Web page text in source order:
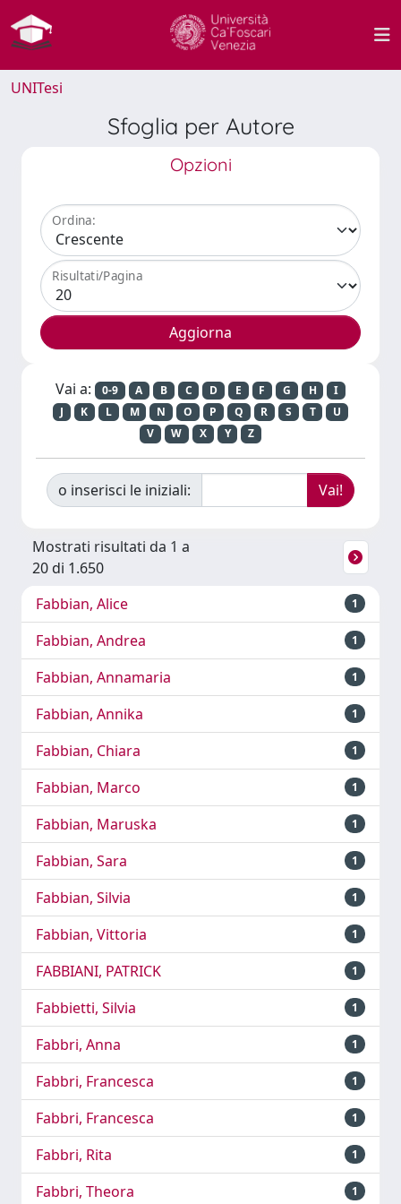
UNITesi
Sfoglia per Autore
Opzioni
Ordina:
Risultati/Pagina
Vai a: 0-9 A B C D E F G H
I
J
K L M N O P Q R S T
U
V
W X Y Z
o inserisci le iniziali:
Mostrati risultati da 1 a
20 di 1.650
Fabbian, Alice
1
Fabbian, Andrea 1
Fabbian, Annamaria 1
Fabbian, Annika 1
Fabbian, Chiara 1
Fabbian, Marco 1
Fabbian, Maruska 1
Fabbian, Sara 1
Fabbian, Silvia 1
Fabbian, Vittoria 1
FABBIANI, PATRICK 1
Fabbietti, Silvia 1
Fabbri, Anna 1
Fabbri, Francesca 1
Fabbri, Francesca 1
Fabbri, Rita 1
Fabbri, Theora 1